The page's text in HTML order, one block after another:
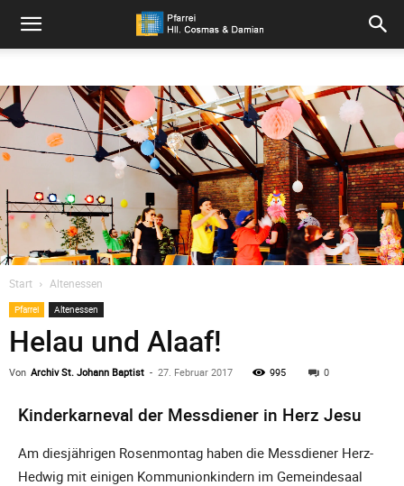
Pfarrei
Hll.
und
Damian
Start Altenessen
Pfarrei Altenessen
Helau und Alaaf!
Von Archiv St. Johann Baptist - 27. Februar 2017 995 0
Kinderkarneval der Messdiener in Herz Jesu
Am diesjährigen Rosenmontag haben die Messdiener Herz-
Hedwig mit einigen Kommunionkindern im Gemeindesaal